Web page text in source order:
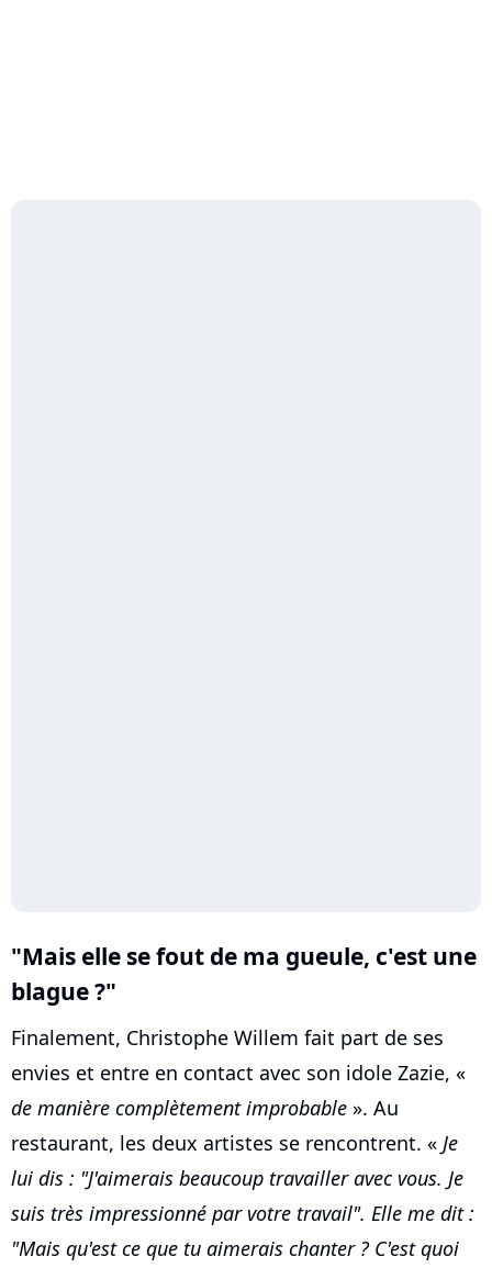
"Mais elle se fout de ma gueule, c'est une
blague ?"
Finalement, Christophe Willem fait part de ses
envies et entre en contact avec son idole Zazie, «
de manière complètement improbable ». Au
restaurant, les deux artistes se rencontrent. « Je
lui dis : "J'aimerais beaucoup travailler avec vous. Je
suis très impressionné par votre travail". Elle me dit :
"Mais qu'est ce que tu aimerais chanter ? C'est quoi